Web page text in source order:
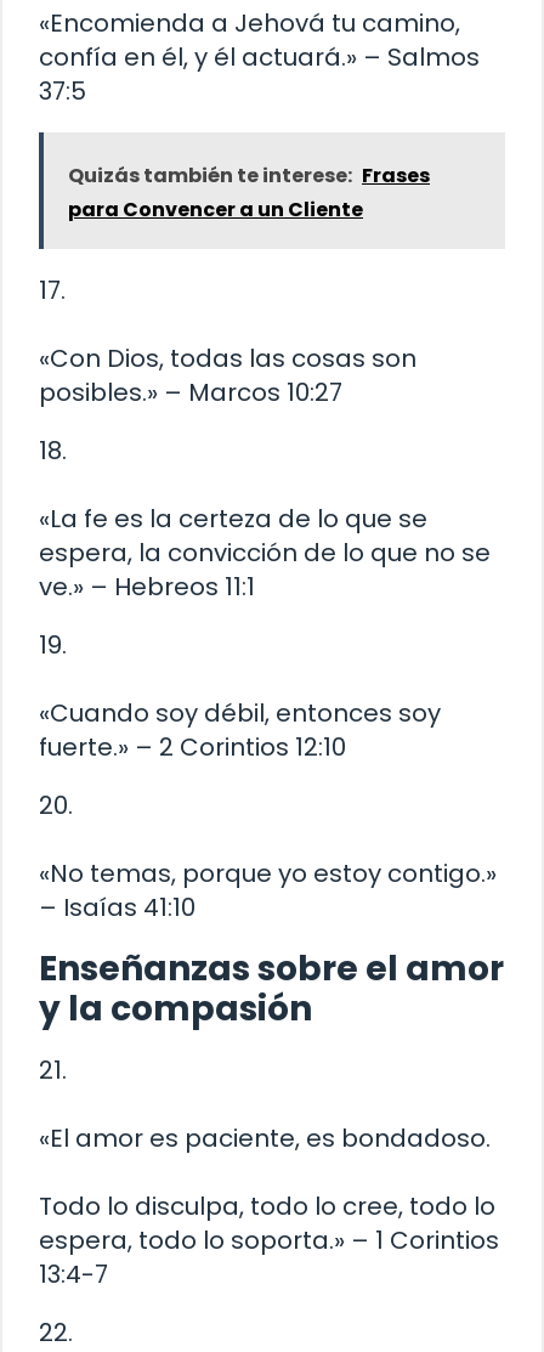
«Encomienda a Jehová tu camino,
confía en él, y él actuará.» – Salmos
37:5
Quizás también te interese: Frases
para Convencer a un Cliente
17.
«Con Dios, todas las cosas son
posibles.» – Marcos 10:27
18.
«La fe es la certeza de lo que se
espera, la convicción de lo que no se
ve.» – Hebreos 11:1
19.
«Cuando soy débil, entonces soy
fuerte.» – 2 Corintios 12:10
20.
«No temas, porque yo estoy contigo.»
– Isaías 41:10
Enseñanzas sobre el amor
y la compasión
21.
«El amor es paciente, es bondadoso.
Todo lo disculpa, todo lo cree, todo lo
espera, todo lo soporta.» – 1 Corintios
13:4-7
22.